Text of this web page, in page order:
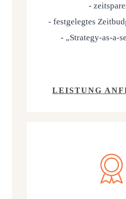
-
- fest­ge­leg­tes
- „Stra­tegy-as-a-
LEIS­TUNG